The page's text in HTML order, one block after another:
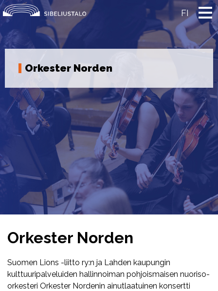
Skip
to
content
FI
Orkester Norden
Orkester Norden
Suomen Lions -liitto ry:n ja Lahden kaupungin
kulttuuripalveluiden hallinnoiman pohjoismaisen nuoriso-
orkesteri Orkester Nordenin ainutlaatuinen konsertti